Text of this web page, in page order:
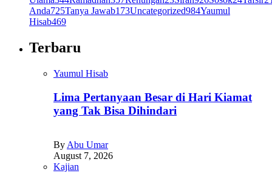
Anda725Tanya Jawab173Uncategorized984Yaumul
Hisab469
Terbaru
Yaumul Hisab
Lima Pertanyaan Besar di Hari Kiamat
yang Tak Bisa Dihindari
ByAbu Umar
August 7, 2026
Kajian